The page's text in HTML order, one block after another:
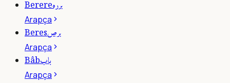
Berereبرره
Arapça
Beresبرص
Arapça
Bâbباب
Arapça